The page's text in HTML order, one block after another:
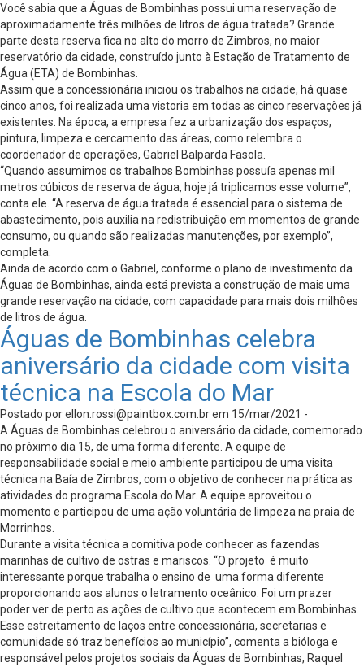
Você sabia que a Águas de Bombinhas possui uma reservação de
aproximadamente três milhões de litros de água tratada? Grande
parte desta reserva fica no alto do morro de Zimbros, no maior
reservatório da cidade, construído junto à Estação de Tratamento de
Água (ETA) de Bombinhas.
Assim que a concessionária iniciou os trabalhos na cidade, há quase
cinco anos, foi realizada uma vistoria em todas as cinco reservações já
existentes. Na época, a empresa fez a urbanização dos espaços,
pintura, limpeza e cercamento das áreas, como relembra o
coordenador de operações, Gabriel Balparda Fasola.
“Quando assumimos os trabalhos Bombinhas possuía apenas mil
metros cúbicos de reserva de água, hoje já triplicamos esse volume”,
conta ele. “A reserva de água tratada é essencial para o sistema de
abastecimento, pois auxilia na redistribuição em momentos de grande
consumo, ou quando são realizadas manutenções, por exemplo”,
completa.
Ainda de acordo com o Gabriel, conforme o plano de investimento da
Águas de Bombinhas, ainda está prevista a construção de mais uma
grande reservação na cidade, com capacidade para mais dois milhões
de litros de água.
Águas de Bombinhas celebra
aniversário da cidade com visita
técnica na Escola do Mar
Postado porellon.rossi@paintbox.com.brem 15/mar/2021 -
A Águas de Bombinhas celebrou o aniversário da cidade, comemorado
no próximo dia 15, de uma forma diferente. A equipe de
responsabilidade social e meio ambiente participou de uma visita
técnica na Baía de Zimbros, com o objetivo de conhecer na prática as
atividades do programa Escola do Mar. A equipe aproveitou o
momento e participou de uma ação voluntária de limpeza na praia de
Morrinhos.
Durante a visita técnica a comitiva pode conhecer as fazendas
marinhas de cultivo de ostras e mariscos. “O projeto é muito
interessante porque trabalha o ensino de uma forma diferente
proporcionando aos alunos o letramento oceânico. Foi um prazer
poder ver de perto as ações de cultivo que acontecem em Bombinhas.
Esse estreitamento de laços entre concessionária, secretarias e
comunidade só traz benefícios ao município”, comenta a bióloga e
responsável pelos projetos sociais da Águas de Bombinhas, Raquel